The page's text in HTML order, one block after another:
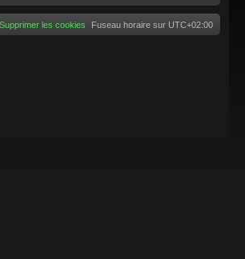
Fuseau horaire sur UTC+02:00
Supprimer les cookies